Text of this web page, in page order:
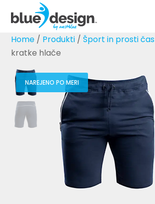
Home / Produkti /Šport in prosti čas
kratke hlače
NAREJENO PO MERI